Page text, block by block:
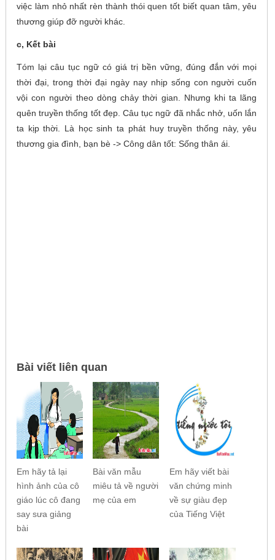
việc làm nhỏ nhất rèn thành thói quen tốt biết quan tâm, yêu
thương giúp đỡ người khác.
c, Kết bài
Tóm lại câu tục ngữ có giá trị bền vững, đúng đắn với mọi
thời đại, trong thời đại ngày nay nhịp sống con người cuốn
vội con người theo dòng chảy thời gian. Nhưng khi ta lãng
quên truyền thống tốt đẹp. Câu tục ngữ đã nhắc nhở, uốn lắn
ta kịp thời. Là học sinh ta phát huy truyền thống này, yêu
thương gia đình, bạn bè -> Công dân tốt: Sống thân ái.
Bài viết liên quan
Em hãy tả lại
hình ảnh của cô
giáo lúc cô đang
say sưa giảng
bài
Bài văn mẫu
miêu tả về người
mẹ của em
Em hãy viết bài
văn chứng minh
về sự giàu đẹp
của Tiếng Việt